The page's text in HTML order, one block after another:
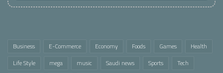
Business E-Commerce Economy Foods Games
Health
Life Style
mega music Saudi news Sports
Tech